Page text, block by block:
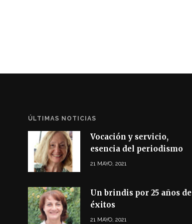
ÚLTIMAS NOTICIAS
Vocación y servicio,
esencia del periodismo
21 MAYO, 2021
Un brindis por 25 años de
éxitos
21 MAYO, 2021